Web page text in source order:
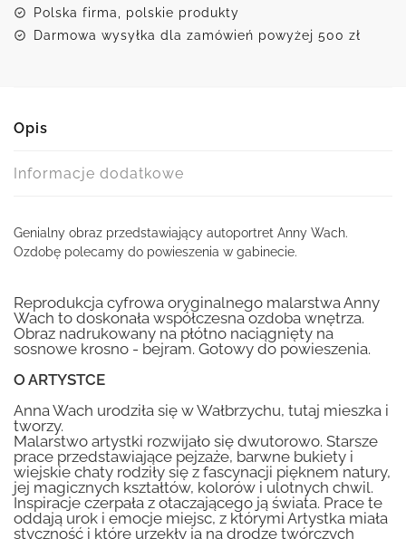
w
krainie
Polska firma, polskie produkty
Darmowa wysyłka dla zamówień powyżej 500 zł
Opis
Informacje dodatkowe
Genialny obraz przedstawiający autoportret Anny Wach.
Ozdobę polecamy do powieszenia w gabinecie.
Reprodukcja cyfrowa oryginalnego malarstwa Anny
Wach to doskonała współczesna ozdoba wnętrza.
Obraz nadrukowany na płótno naciągnięty na
sosnowe krosno - bejram. Gotowy do powieszenia.
O ARTYSTCE
Anna Wach urodziła się w Wałbrzychu, tutaj mieszka i
tworzy.
Malarstwo artystki rozwijało się dwutorowo. Starsze
prace przedstawiające pejzaże, barwne bukiety i
wiejskie chaty rodziły się z fascynacji pięknem natury,
jej magicznych kształtów, kolorów i ulotnych chwil.
Inspiracje czerpała z otaczającego ją świata. Prace te
oddają urok i emocje miejsc, z którymi Artystka miała
styczność i które urzekły ją na drodze twórczych